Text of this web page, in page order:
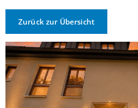
Zurück zur Übersicht